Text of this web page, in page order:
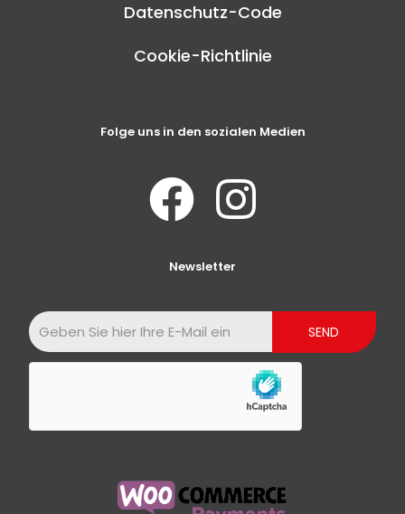
Datenschutz-Code
Cookie-Richtlinie
Folge uns in den sozialen Medien
Newsletter